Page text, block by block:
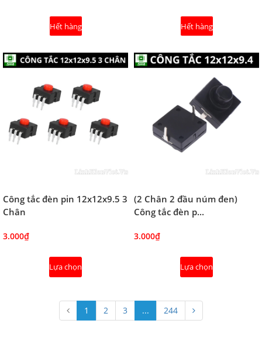
Hết hàng Hết hàng
Công tắc đèn pin 12x12x9.5 3
Chân
3.000₫
Lựa chọn
(2 Chân 2 đầu núm đen)
Công tắc đèn p...
3.000₫
Lựa chọn
1 2 3 ... 244